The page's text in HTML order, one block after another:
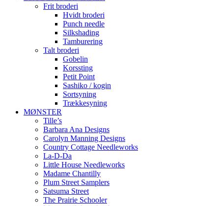
Frit broderi
Hvidt broderi
Punch needle
Silkshading
Tamburering
Talt broderi
Gobelin
Korssting
Petit Point
Sashiko / kogin
Sortsyning
Trækkesyning
MØNSTER
Tille’s
Barbara Ana Designs
Carolyn Manning Designs
Country Cottage Needleworks
La-D-Da
Little House Needleworks
Madame Chantilly
Plum Street Samplers
Satsuma Street
The Prairie Schooler